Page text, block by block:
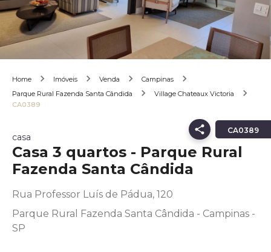
Home Imóveis Venda
Campinas
Parque Rural Fazenda Santa Cândida
Village Chateaux Victoria
CA0389
CA0389
casa
Casa 3 quartos - Parque Rural
Fazenda Santa Cândida
Rua Professor Luís de Pádua, 120
Parque Rural Fazenda Santa Cândida - Campinas -
SP